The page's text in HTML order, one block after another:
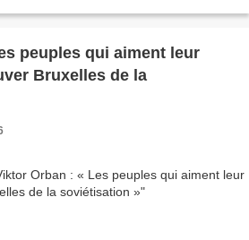
peuples qui aiment leur
Bruxelles de la